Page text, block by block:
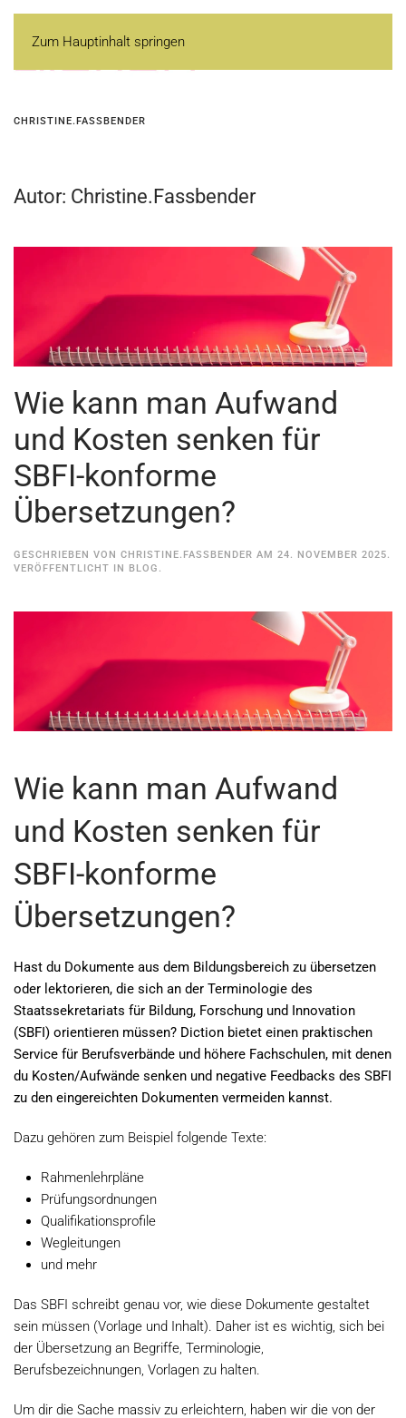
Zum Hauptinhalt springen
CHRISTINE.FASSBENDER
Autor: Christine.Fassbender
Wie kann man Aufwand
und Kosten senken für
SBFI-konforme
Übersetzungen?
GESCHRIEBEN VON CHRISTINE.FASSBENDER AM 24. NOVEMBER 2025.
VERÖFFENTLICHT IN BLOG .
Wie kann man Aufwand
und Kosten senken für
SBFI-konforme
Übersetzungen?
Hast du Dokumente aus dem Bildungsbereich zu übersetzen
oder lektorieren, die sich an der Terminologie des
Staatssekretariats für Bildung, Forschung und Innovation
(SBFI) orientieren müssen? Diction bietet einen praktischen
Service für Berufsverbände und höhere Fachschulen, mit denen
du Kosten/Aufwände senken und negative Feedbacks des SBFI
zu den eingereichten Dokumenten vermeiden kannst.
Dazu gehören zum Beispiel folgende Texte:
Rahmenlehrpläne
Prüfungsordnungen
Qualifikationsprofile
Wegleitungen
und mehr
Das SBFI schreibt genau vor, wie diese Dokumente gestaltet
sein müssen (Vorlage und Inhalt). Daher ist es wichtig, sich bei
der Übersetzung an Begriffe, Terminologie,
Berufsbezeichnungen, Vorlagen zu halten.
Um dir die Sache massiv zu erleichtern, haben wir die von der